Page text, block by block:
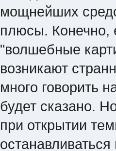
мощнейших
плюсы. Конечно,
"волшебные
возникают
много говорить
будет сказано.
при открытии